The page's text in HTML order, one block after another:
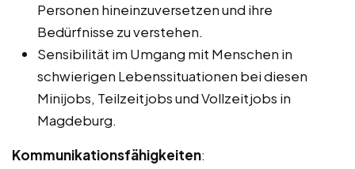
Personen hineinzuversetzen und ihre
Bedürfnisse zu verstehen.
Sensibilität im Umgang mit Menschen in
schwierigen Lebenssituationen bei diesen
Minijobs, Teilzeitjobs und Vollzeitjobs in
Magdeburg.
Kommunikationsfähigkeiten: